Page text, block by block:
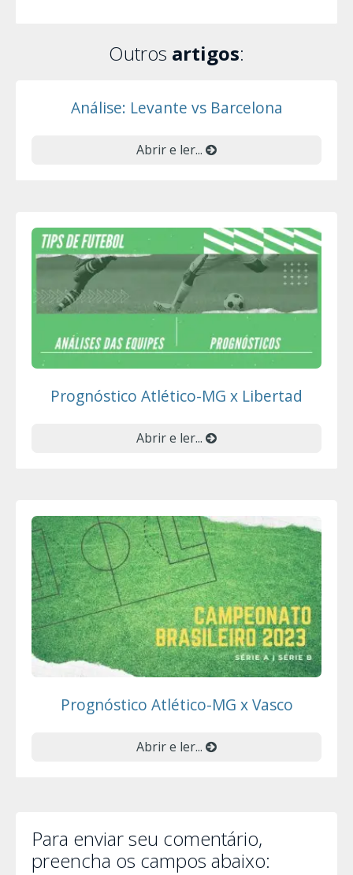
Outros artigos:
Análise: Levante vs Barcelona
Abrir e ler...
Prognóstico Atlético-MG x Libertad
Abrir e ler...
Prognóstico Atlético-MG x Vasco
Abrir e ler...
Para enviar seu comentário,
preencha os campos abaixo: